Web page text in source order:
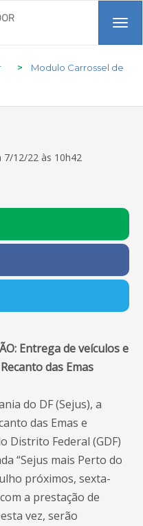
>
Modulo Carrossel de
7/12/22 às 10h42
Entrega de veículos e
das Emas
do DF (Sejus), a
das Emas e
Distrito Federal (GDF)
“Sejus mais Perto do
próximos, sexta-
a prestação de
vez, serão